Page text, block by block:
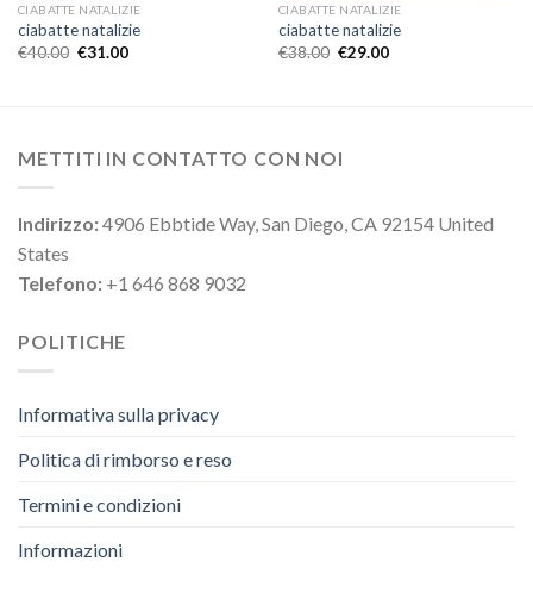
CIABATTE NATALIZIE
ciabatte natalizie
€40.00 €31.00
CIABATTE NATALIZIE
ciabatte natalizie
€38.00 €29.00
METTITI IN CONTATTO CON NOI
Indirizzo:4906 Ebbtide Way, San Diego, CA 92154 United
States
Telefono: +1 646 868 9032
POLITICHE
Informativa sulla privacy
Politica di rimborso e reso
Termini e condizioni
Informazioni